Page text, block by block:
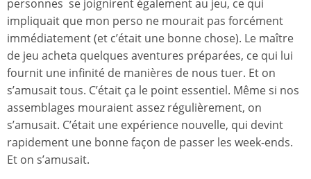
personnes se joignirent également au jeu, ce qui
impliquait que mon perso ne mourait pas forcément
immédiatement (et c’était une bonne chose). Le maître
de jeu acheta quelques aventures préparées, ce qui lui
fournit une infinité de manières de nous tuer. Et on
s’amusait tous. C’était ça le point essentiel. Même si nos
assemblages mouraient assez régulièrement, on
s’amusait. C’était une expérience nouvelle, qui devint
rapidement une bonne façon de passer les week-ends.
Et on s’amusait.